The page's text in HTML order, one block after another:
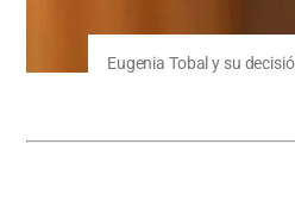
Eugenia Tobal y su